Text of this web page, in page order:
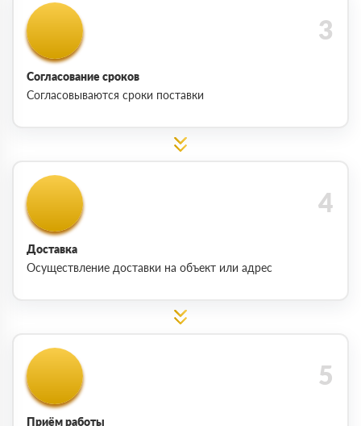
Согласование сроков
Согласовываются сроки поставки
Доставка
Осуществление доставки на объект или адрес
Приём работы